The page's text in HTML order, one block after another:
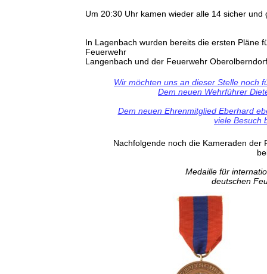
Um 20:30 Uhr kamen wieder alle 14 sicher
In Lagenbach wurden bereits die ersten Pläne
Feuerwehr
Langenbach und der Feuerwehr
Wir möchten uns an dieser Stelle noch
Dem neuen Wehrführer
Dem neuen Ehrenmitglied Eberhard
viele Besuch
Nachfolgende noch die Kameraden der
Medaille für
deutschen